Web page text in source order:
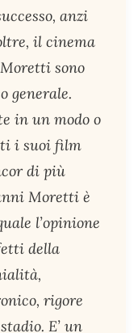
anzi
il cinema
sono
generale.
in un modo o
i suoi film
di più
Moretti è
l’opinione
della
rigore
E’ un